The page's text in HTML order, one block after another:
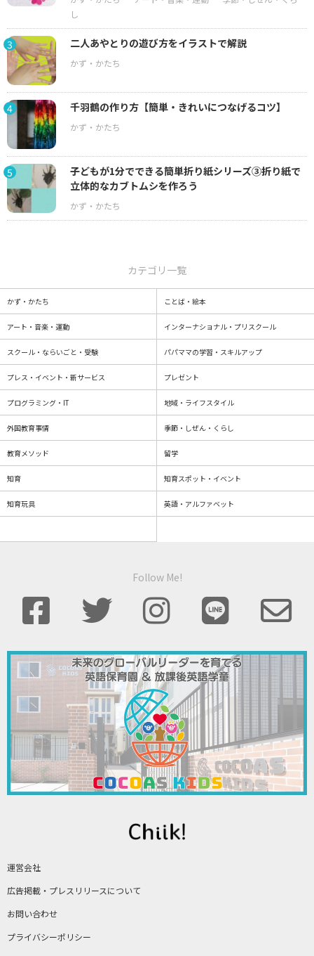
3 二人あやとりの遊び方をイラストで解説
4 千羽鶴の作り方【簡単・きれいにつなげるコツ】
5
子どもが1分でできる簡単折り紙シリーズ③折り紙で
立体的なカブトムシを作ろう
運営会社
広告掲載・プレスリリースについて
お問い合わせ
プライバシーポリシー
カテゴリ一覧
かず・かたち ことば・絵本
アート・音楽・運動 インターナショナル・プリスクール
スクール・ならいごと・受験 パパママの学習・スキルアップ
プレス・イベント・新サービス プレゼント
プログラミング・IT 地域・ライフスタイル
外国教育事情 季節・しぜん・くらし
教育メソッド 留学
知育 知育スポット・イベント
知育玩具 英語・アルファベット
Follow Me!